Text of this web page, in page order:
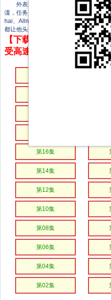
外表淳朴的年轻男子Kreetha被迫成
谍，任务是潜入充满秘密的竞争对手
hai、Allnew、Tidgif、Chaba和Sky）
都让他头痛欲裂！
【下载地址】本站专属下
受高速下载和在线播放 专
第16集
第14集
第12集
第10集
第08集
第06集
第04集
第02集